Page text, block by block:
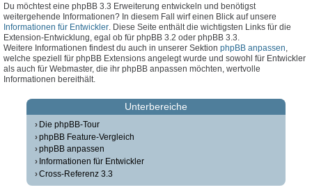
Du möchtest eine phpBB 3.3 Erweiterung entwickeln und benötigst
weitergehende Informationen? In diesem Fall wirf einen Blick auf unsere
Informationen für Entwickler . Diese Seite enthält die wichtigsten Links für die
Extension-Entwicklung, egal ob für phpBB 3.2 oder phpBB 3.3.
Weitere Informationen findest du auch in unserer Sektion phpBB anpassen
welche speziell für phpBB Extensions angelegt wurde und sowohl für Entwickler
als auch für Webmaster, die ihr phpBB anpassen möchten, wertvolle
Informationen bereithält.
Unterbereiche
Die phpBB-Tour
phpBB Feature-Vergleich
phpBB anpassen
Informationen für Entwickler
Cross-Referenz 3.3